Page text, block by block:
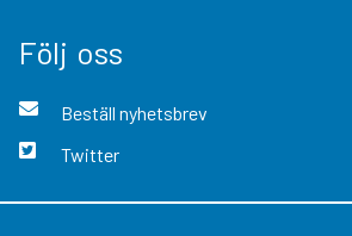
Följ oss
Beställ nyhetsbrev
Twitter